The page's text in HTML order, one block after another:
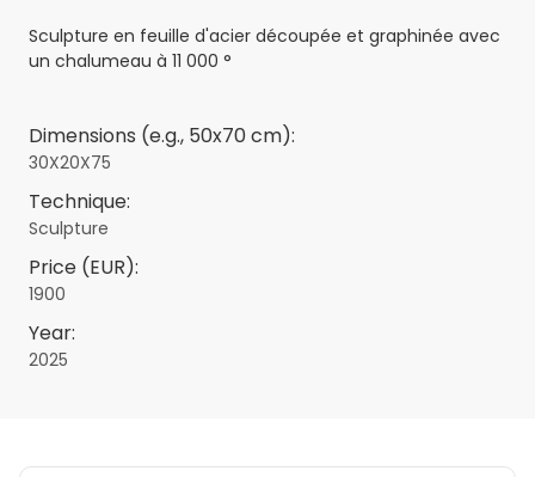
Sculpture en feuille d'acier découpée et graphinée avec
un chalumeau à 11 000 °
Dimensions (e.g., 50x70 cm):
30X20X75
Technique:
Sculpture
Price (EUR):
1900
Year:
2025